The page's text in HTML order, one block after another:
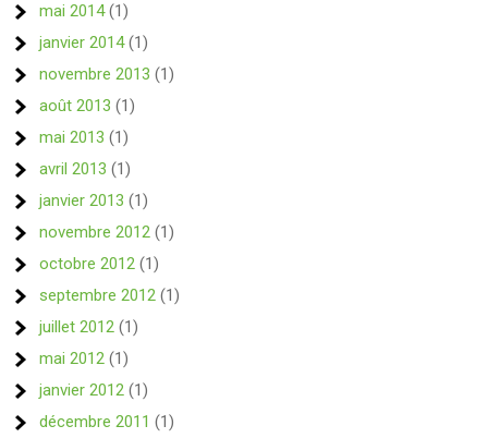
mai 2014(1)
janvier 2014(1)
novembre 2013 (1)
août 2013 (1)
mai 2013 (1)
avril 2013 (1)
janvier 2013 (1)
novembre 2012 (1)
octobre 2012 (1)
septembre 2012 (1)
juillet 2012 (1)
mai 2012 (1)
janvier 2012 (1)
décembre 2011 (1)